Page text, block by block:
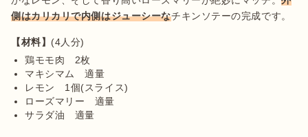
側はカリカリで内側はジューシーなチキンソテーの完成です。
【材料】
鶏モモ肉　2枚
マキシマム　適量
レモン　1個(スライス)
ローズマリー　適量
サラダ油　適量